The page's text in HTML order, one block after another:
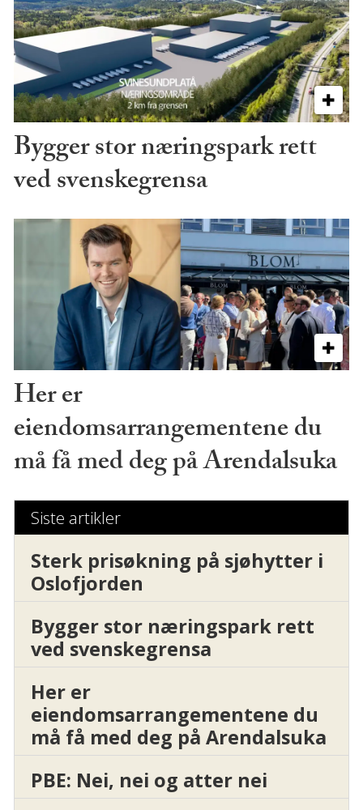
Bygger stor næringspark rett
ved svenskegrensa
Her er
eiendomsarrangementene du
må få med deg på Arendalsuka
Siste artikler
Sterk prisøkning på sjøhytter i
Oslofjorden
Bygger stor næringspark rett
ved svenskegrensa
Her er
eiendomsarrangementene du
må få med deg på Arendalsuka
PBE: Nei, nei og atter nei